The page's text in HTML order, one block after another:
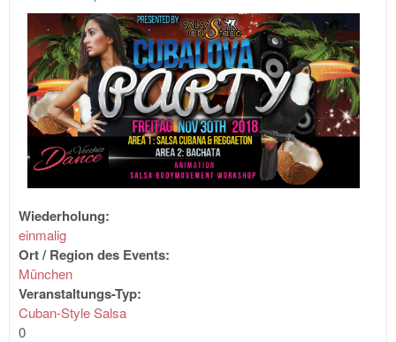
Wiederholung:
einmalig
Ort / Region des Events:
München
Veranstaltungs-Typ:
Cuban-Style Salsa
0